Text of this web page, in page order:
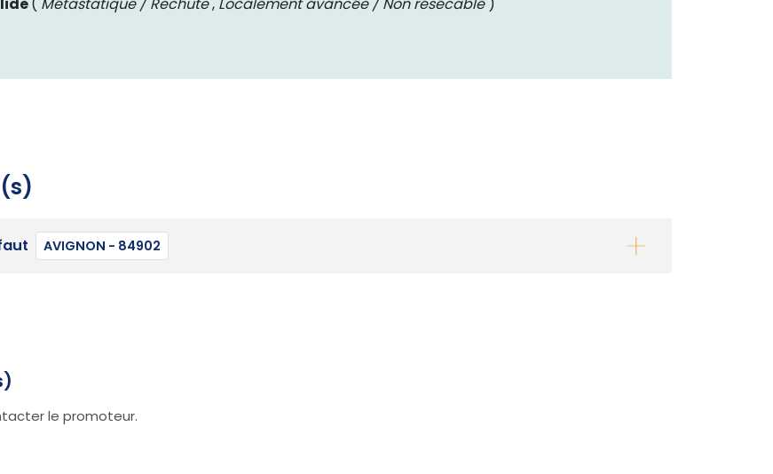
AVIGNON - 84902
le promoteur.